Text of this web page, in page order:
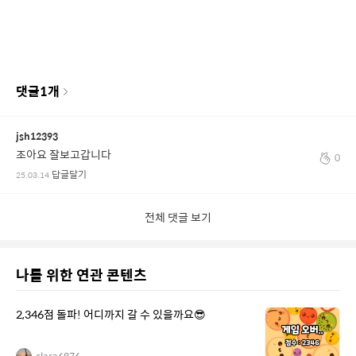
댓글1개
jsh12393
조아요 잘보고갑니다
25.03.14 답글달기
0
전체 댓글 보기
나를 위한 연관 콘텐츠
2,346점 돌파! 어디까지 갈 수 있을까요😎